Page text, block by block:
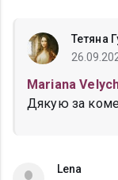
Тетяна
Mariana
Дякую за
Lena